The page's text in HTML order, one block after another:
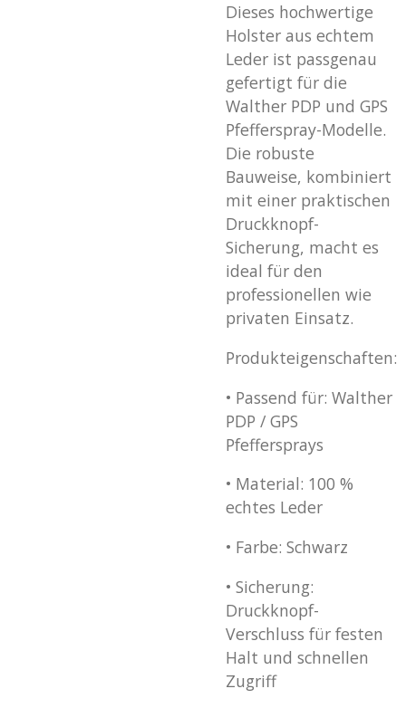
Dieses hochwertige
Holster aus echtem
Leder ist passgenau
gefertigt für die
Walther PDP und GPS
Pfefferspray-Modelle.
Die robuste
Bauweise, kombiniert
mit einer praktischen
Druckknopf-
Sicherung, macht es
ideal für den
professionellen wie
privaten Einsatz.
Produkteigenschaften:
• Passend für: Walther
PDP / GPS
Pfeffersprays
• Material: 100 %
echtes Leder
• Farbe: Schwarz
• Sicherung:
Druckknopf-
Verschluss für festen
Halt und schnellen
Zugriff